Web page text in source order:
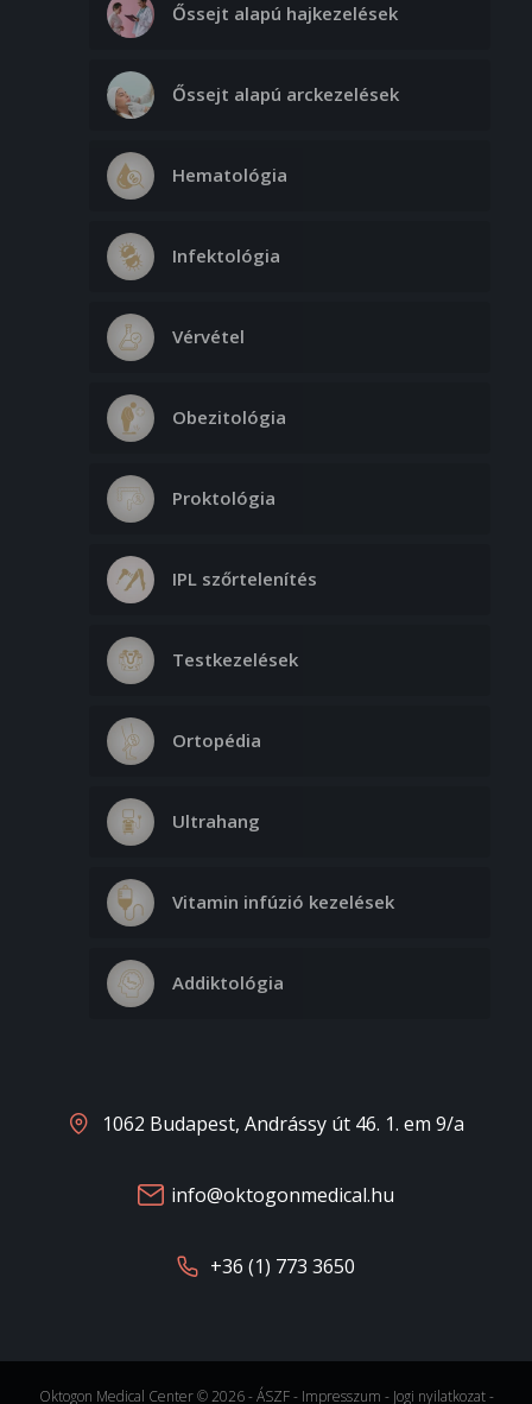
Őssejt alapú hajkezelések
Őssejt alapú arckezelések
Hematológia
Infektológia
Vérvétel
Obezitológia
Proktológia
IPL szőrtelenítés
Testkezelések
Ortopédia
Ultrahang
Vitamin infúzió kezelések
Addiktológia
1062 Budapest, Andrássy út 46. 1. em 9/a
info@oktogonmedical.hu
+36 (1) 773 3650
Oktogon Medical Center © 2026 -ÁSZF- Impresszum - Jogi nyilatkozat-